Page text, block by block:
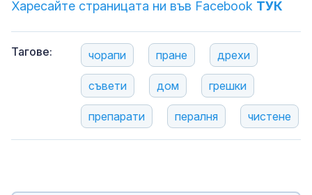
Харесайте страницата ни във Facebook ТУК
Тагове: чорапи пране дрехи
съвети дом грешки
препарати пералня чистене